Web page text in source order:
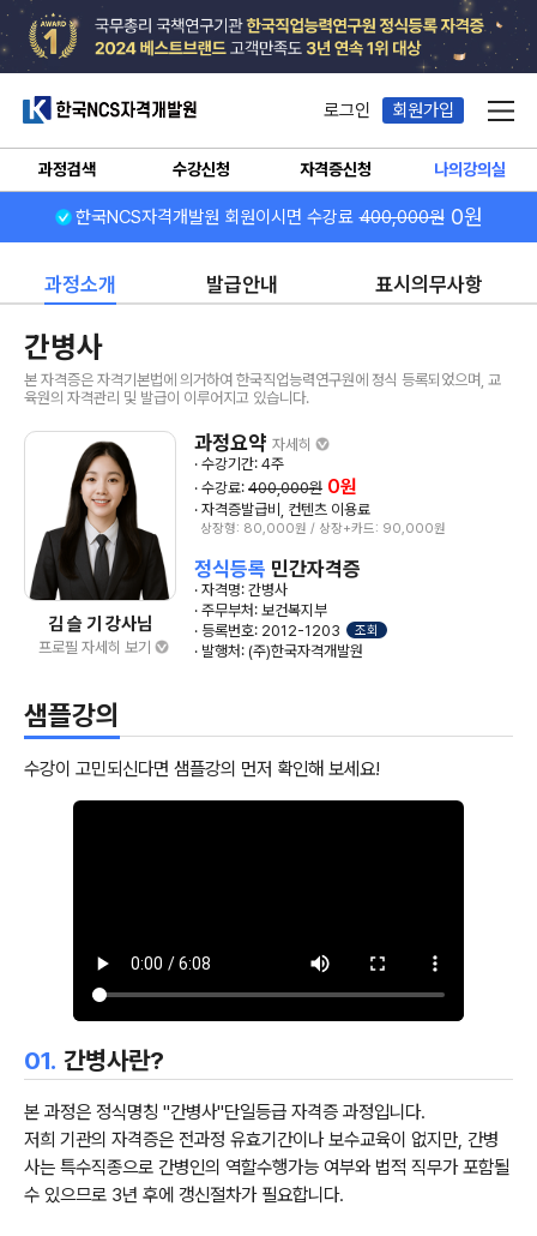
한국NCS자격개발원 로그인 회원가입 메뉴
과정검색 수강신청 자격증신청 나의강의실
한국NCS자격개발원 회원이시면 수강료 400,000원 0원
과정소개 발급안내 표시의무사항
간병사
본 자격증은 자격기본법에 의거하여 한국직업능력연구원에 정식 등록되었으며, 교
육원의 자격관리 및 발급이 이루어지고 있습니다.
김 슬 기 강사님
프로필 자세히 보기
과정요약 자세히
· 수강기간: 4주
· 수강료: 400,000원 0원
· 자격증발급비, 컨텐츠 이용료
상장형: 80,000원 / 상장+카드: 90,000원
정식등록 민간자격증
· 자격명: 간병사
· 주무부처: 보건복지부
· 등록번호: 2012-1203
조회
· 발행처: (주)한국자격개발원
샘플강의
수강이 고민되신다면 샘플강의 먼저 확인해 보세요!
01. 간병사란?
본 과정은 정식명칭 "간병사"단일등급 자격증 과정입니다.
저희 기관의 자격증은 전과정 유효기간이나 보수교육이 없지만, 간병
사는 특수직종으로 간병인의 역할수행가능 여부와 법적 직무가 포함될
수 있으므로 3년 후에 갱신절차가 필요합니다.